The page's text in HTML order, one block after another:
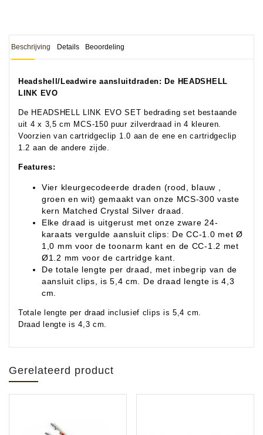
Beschrijving Details Beoordeling
Headshell/Leadwire aansluitdraden: De HEADSHELL
LINK EVO
De HEADSHELL LINK EVO SET bedrading set bestaande
uit 4 x 3,5 cm MCS-150 puur zilverdraad in 4 kleuren.
Voorzien van cartridgeclip 1.0 aan de ene en cartridgeclip
1.2 aan de andere zijde.
Features:
Vier kleurgecodeerde draden (rood, blauw ,
groen en wit) gemaakt van onze MCS-300 vaste
kern Matched Crystal Silver draad.
Elke draad is uitgerust met onze zware 24-
karaats vergulde aansluit clips: De CC-1.0 met Ø
1,0 mm voor de toonarm kant en de CC-1.2 met
Ø1.2 mm voor de cartridge kant.
De totale lengte per draad, met inbegrip van de
aansluit clips, is 5,4 cm. De draad lengte is 4,3
cm.
Totale lengte per draad inclusief clips is 5,4 cm.
Draad lengte is 4,3 cm.
Gerelateerd product